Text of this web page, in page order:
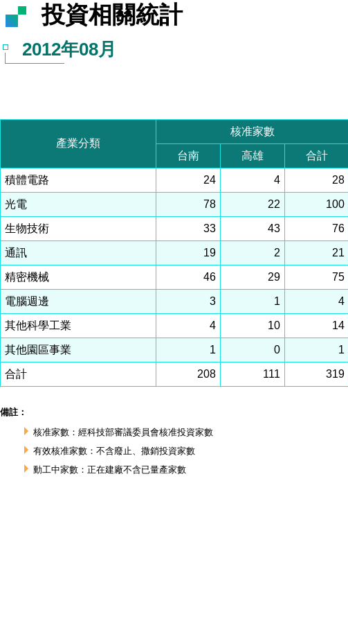
投資相關統計
2012年08月
產業分類
核准家數
台南 高雄 合計
積體電路 24 4 28
光電 78 22 100
生物技術 33 43 76
通訊 19 2 21
精密機械 46 29 75
電腦週邊 3 1 4
其他科學工業 4 10 14
其他園區事業 1 0 1
合計 208 111 319
備註：
核准家數：經科技部審議委員會核准投資家數
有效核准家數：不含廢止、撒銷投資家數
動工中家數：正在建廠不含已量產家數